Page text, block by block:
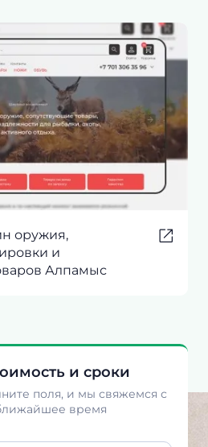
оружия,
и
Алпамыс
и сроки
поля, и мы свяжемся с
время